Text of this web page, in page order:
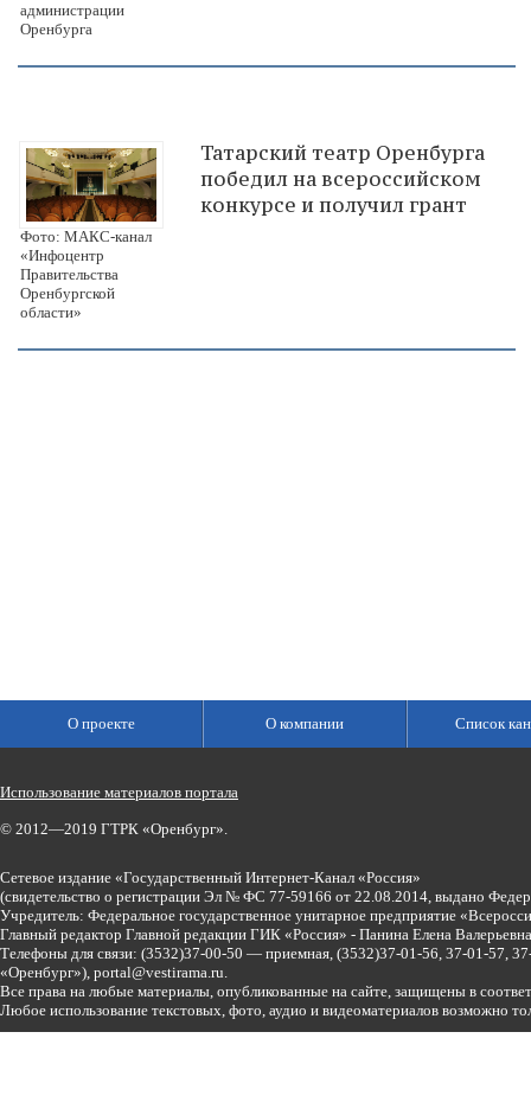
администрации
Оренбурга
Фото: МАКС-канал
«Инфоцентр
Правительства
Оренбургской
области»
Татарский театр Оренбурга
победил на всероссийском
конкурсе и получил грант
О проекте О компании Список
Использование материалов портала
© 2012—2019 ГТРК «Оренбург».
Сетевое издание «Государственный Интернет-Канал «Россия»
(свидетельство о регистрации Эл № ФС 77-59166 от 22.08.2014, выдано
Учредитель: Федеральное государственное унитарное предприятие
Главный редактор Главной редакции ГИК «Россия» - Панина Елена
Телефоны для связи: (3532)37-00-50 — приемная, (3532)37-01-56, 37-01-57,
«Оренбург»), portal@vestirama.ru.
Все права на любые материалы, опубликованные на сайте, защищены в
Любое использование текстовых, фото, аудио и видеоматериалов возможно